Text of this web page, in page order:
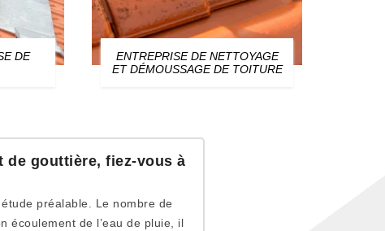
DE
ENTREPRISE DE NETTOYAGE
ET DÉMOUSSAGE DE TOITURE
de gouttière, fiez-vous à
préalable. Le nombre de
écoulement de l’eau de pluie, il